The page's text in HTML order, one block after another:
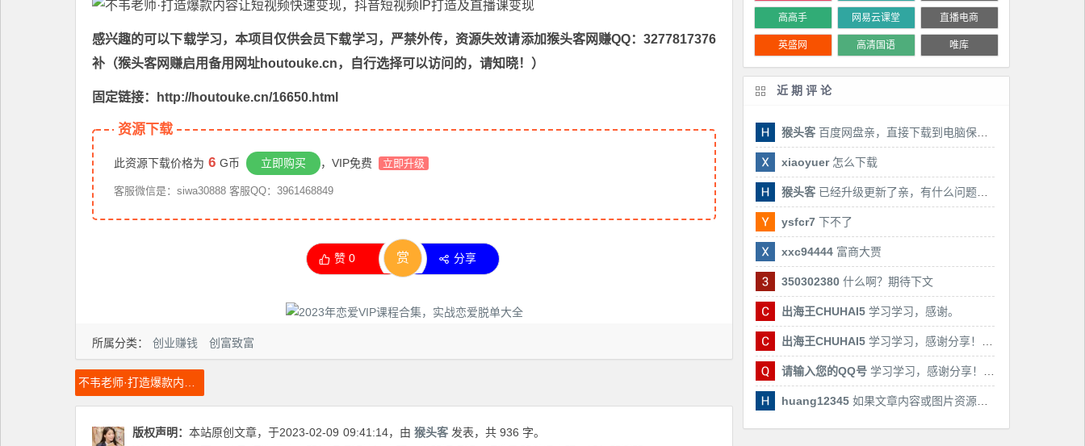
感兴趣的可以下载学习，本项目仅供会员下载学习，严禁外传，资源失效请添加猴头客网赚QQ：3277817376
补（猴头客网赚启用备用网址houtouke.cn，自行选择可以访问的，请知晓！）
固定链接：http://houtouke.cn/16650.html
资源下载
此资源下载价格为 6 G币 立即购买 ，VIP免费 立即升级
客服微信是：siwa30888 客服QQ：3961468849
赞0 赏 分享
所属分类： 创业赚钱 创富致富
版权声明： 本站原创文章，于2023-02-09 09:41:14，由 猴头客 发表，共 936 字。
高高手 网易云课堂 直播电商
英盛网 高清国语 唯库
近期评论
猴头客百度网盘亲，直接下载到电脑保存亲，后期有课还会更新
xiaoyuer怎么下载
猴头客已经升级更新了亲，有什么问题随时联系我！
ysfcr7下不了
xxc94444富商大贾
350302380什么啊？期待下文
出海王CHUHAI5学习学习，感谢。
出海王CHUHAI5学习学习，感谢分享！！！
请输入您的QQ号学习学习，感谢分享！！！
huang12345如果文章内容或图片资源失效，请留言反馈，我